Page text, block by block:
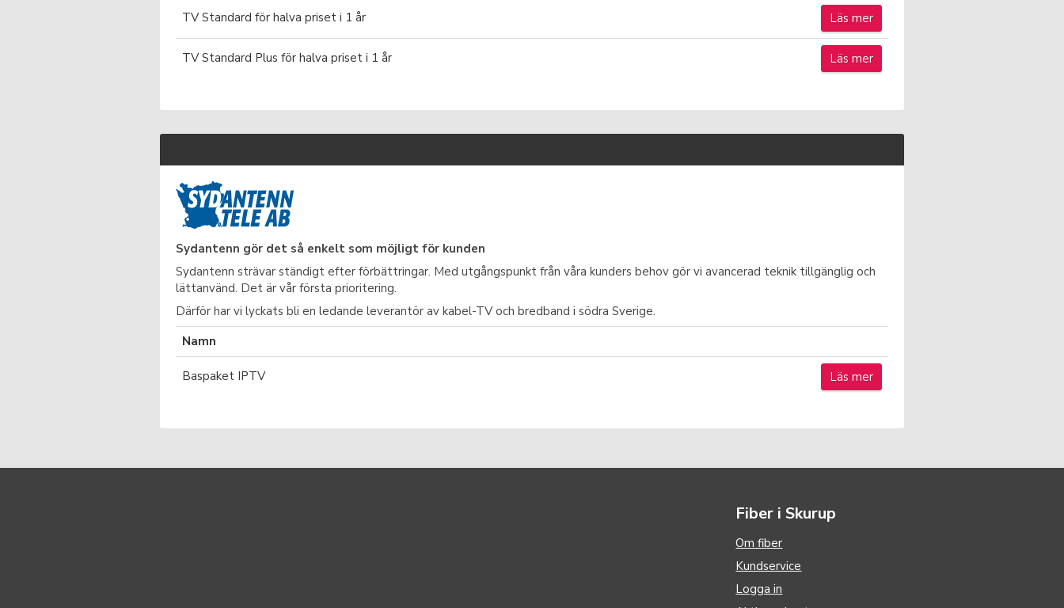
TV Standard för halva priset i 1 år Läs mer
TV Standard Plus för halva priset i 1 år Läs mer
Sydantenn gör det så enkelt som möjligt för kunden
Sydantenn strävar ständigt efter förbättringar. Med utgångspunkt från våra kunders behov gör vi avancerad teknik tillgänglig och
lättanvänd. Det är vår första prioritering.
Därför har vi lyckats bli en ledande leverantör av kabel-TV och bredband i södra Sverige.
Namn
Baspaket IPTV Läs mer
Fiber i Skurup
Om fiber
Kundservice
Logga in